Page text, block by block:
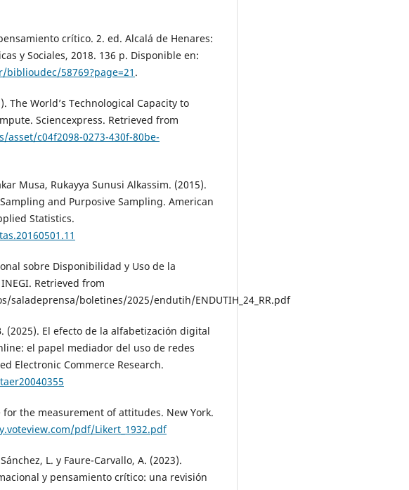
crítico. 2. ed. Alcalá de Henares:
y Sociales, 2018. 136 p. Disponible en:
58769?page=21 .
The World’s Technological Capacity to
Sciencexpress. Retrieved from
c04f2098-0273-430f-80be-
Musa, Rukayya Sunusi Alkassim. (2015).
and Purposive Sampling. American
Statistics.
sobre Disponibilidad y Uso de la
Retrieved from
saladeprensa/boletines/2025/endutih/ENDUTIH_24_RR.pdf
(2025). El efecto de la alfabetización digital
el papel mediador del uso de redes
Electronic Commerce Research.
for the measurement of attitudes. New York.
pdf/Likert_1932.pdf
L. y Faure-Carvallo, A. (2023).
y pensamiento crítico: una revisión